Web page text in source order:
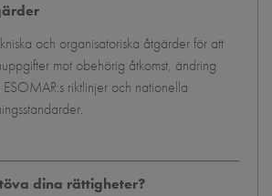
och organisatoriska åtgärder för att
mot obehörig åtkomst, ändring
riktlinjer och nationella
dina rättigheter?